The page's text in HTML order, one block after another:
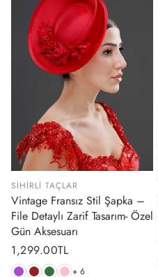
SIHIRLI TAÇLAR
Vintage Fransız Stil Şapka –
File Detaylı Zarif Tasarım- Özel
Gün Aksesuarı
Normal
fiyat
1,299.00TL
+ 6